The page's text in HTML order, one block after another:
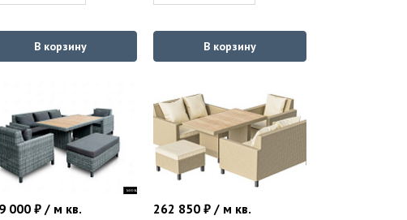
В корзину В корзину
000 ₽ / м кв. 262 850 ₽ / м кв.